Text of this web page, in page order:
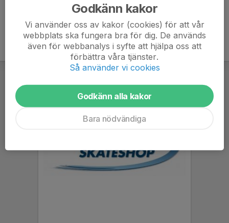
Godkänn kakor
Vi använder oss av kakor (cookies) för att vår
webbplats ska fungera bra för dig. De används
även för webbanalys i syfte att hjälpa oss att
förbättra våra tjänster.
Så använder vi cookies
Godkänn alla kakor
Bara nödvändiga